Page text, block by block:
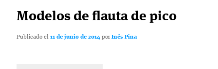
Modelos de flauta de pico
Publicado el11 de junio de 2014 porInés Pina